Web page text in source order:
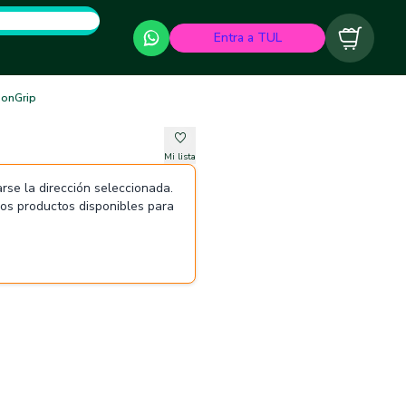
Entra a TUL Carrito
Mi lista
la dirección seleccionada.
productos disponibles para